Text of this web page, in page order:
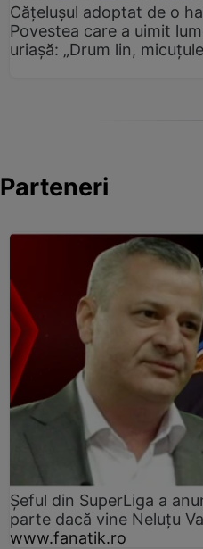
Cățelușul adoptat de o
Povestea care a uimit
uriașă: „Drum lin,
Parteneri
Șeful din SuperLiga a
parte dacă vine Neluțu
www.fanatik.ro